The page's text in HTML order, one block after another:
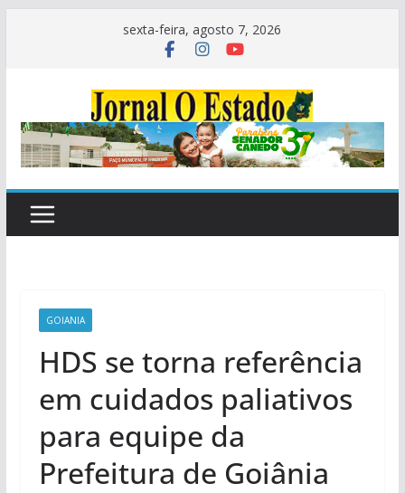
sexta-feira, agosto 7, 2026
GOIANIA
HDS se torna referência
em cuidados paliativos
para equipe da
Prefeitura de Goiânia